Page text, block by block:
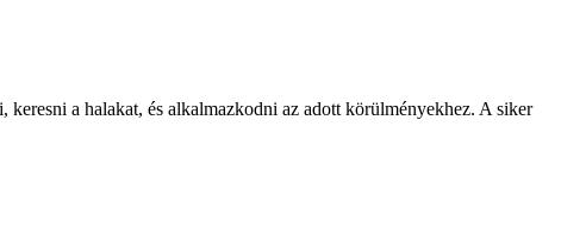
a halakat, és alkalmazkodni az adott körülményekhez. A siker